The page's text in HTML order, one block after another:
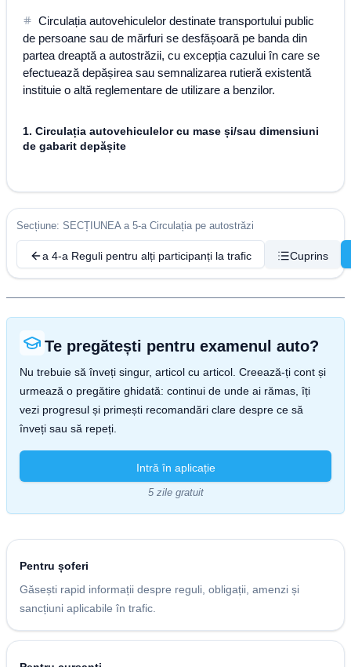
Circulația autovehiculelor destinate transportului public
de persoane sau de mărfuri se desfășoară pe banda din
partea dreaptă a autostrăzii, cu excepția cazului în care se
efectuează depășirea sau semnalizarea rutieră existentă
instituie o altă reglementare de utilizare a benzilor.
1. Circulația autovehiculelor cu mase și/sau dimensiuni
de gabarit depășite
Secțiune: SECȚIUNEA a 5-a Circulația pe autostrăzi
a 4-a Reguli pentru alți participanți la trafic Cuprins
Te pregătești pentru examenul auto?
Nu trebuie să înveți singur, articol cu articol. Creează-ți cont și
urmează o pregătire ghidată: continui de unde ai rămas, îți
vezi progresul și primești recomandări clare despre ce să
înveți sau să repeți.
Intră în aplicație
5 zile gratuit
Pentru șoferi
Găsești rapid informații despre reguli, obligații, amenzi și
sancțiuni aplicabile în trafic.